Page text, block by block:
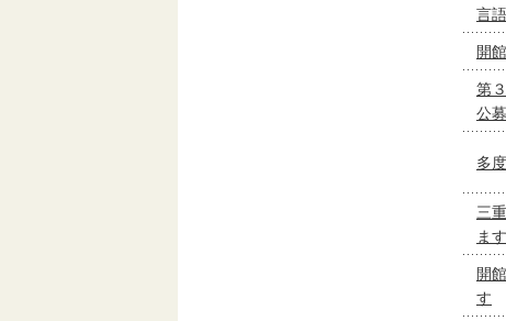
言
開
第
公
多
三
ます
開
す